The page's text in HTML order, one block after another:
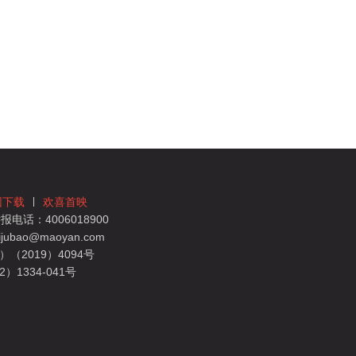
下载
欢喜首映
电话：4006018900
（2019）4094号
）1334-041号